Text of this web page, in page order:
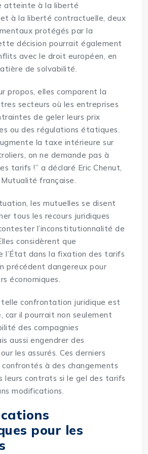
atteinte à la liberté
et à la liberté contractuelle, deux
protégés par la
décision pourrait également
avec le droit européen, en
de solvabilité.
propos, elles comparent la
secteurs où les entreprises
de geler leurs prix
ou des régulations étatiques.
la taxe intérieure sur
on ne demande pas à
tarifs !” a déclaré Eric Chenut,
française.
les mutuelles se disent
tous les recours juridiques
l’inconstitutionnalité de
considèrent que
l’État dans la fixation des tarifs
précédent dangereux pour
économiques.
telle confrontation juridique est
car il pourrait non seulement
des compagnies
aussi engendrer des
les assurés. Ces derniers
à des changements
leurs contrats si le gel des tarifs
modifications.
pour les